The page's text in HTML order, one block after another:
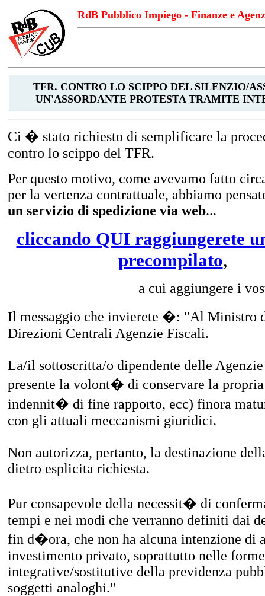
RdB Pubblico Impiego - Finanze e
TFR. CONTRO LO SCIPPO DEL SILENZIO/
UN'ASSORDANTE PROTESTA TRAMITE
Ci � stato richiesto di semplificare la
contro lo scippo del TFR.
Per questo motivo, come avevamo fatto
per la vertenza contrattuale, abbiamo
un servizio di spedizione via web...
cliccando QUI raggiungerete
precompilato,
a cui aggiungere i
Il messaggio che invierete �: "Al Ministro
Direzioni Centrali Agenzie Fiscali.
La/il sottoscritta/o dipendente delle
presente la volont� di conservare la
indennit� di fine rapporto, ecc) finora
con gli attuali meccanismi giuridici.
Non autorizza, pertanto, la destinazione
dietro esplicita richiesta.
Pur consapevole della necessit� di
tempi e nei modi che verranno definiti dai
fin d�ora, che non ha alcuna intenzione di
investimento privato, soprattutto nelle
integrative/sostitutive della previdenza
soggetti analoghi."